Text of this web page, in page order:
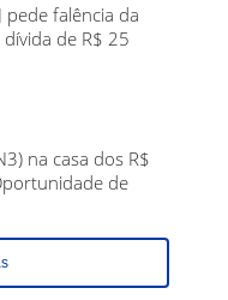
pede falência da
de R$ 25
na casa dos R$
de